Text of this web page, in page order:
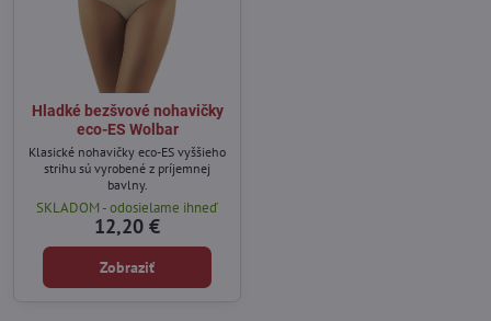
Hladké bezšvové nohavičky
eco-ES Wolbar
Klasické nohavičky eco-ES vyššieho
strihu sú vyrobené z príjemnej
bavlny.
SKLADOM - odosielame ihneď
12,20 €
Zobraziť